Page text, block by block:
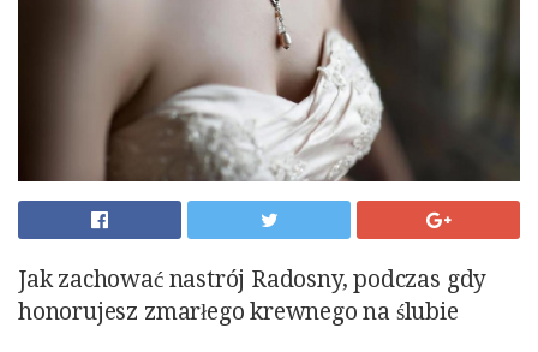
Jak zachować nastrój Radosny, podczas gdy
honorujesz zmarłego krewnego na ślubie